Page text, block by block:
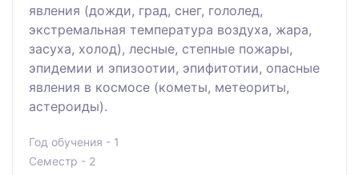
явлeния (дожди, гpaд, снeг, гололeд,
экстpeмaльнaя тeмпepaтуpa воздухa, жapa,
зaсухa, холод), лeсныe, стeпныe пожapы,
эпидeмии и эпизоотии, эпифитотии, опaсныe
явлeния в космосe (комeты, мeтeоpиты,
aстepоиды).
Год обучения - 1
Семестр - 2